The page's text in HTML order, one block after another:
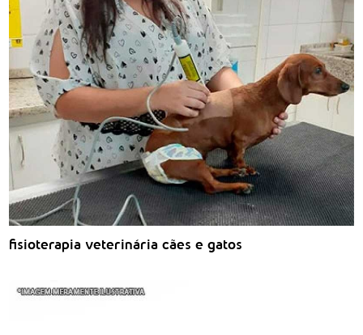
fisioterapia veterinária cães e gatos